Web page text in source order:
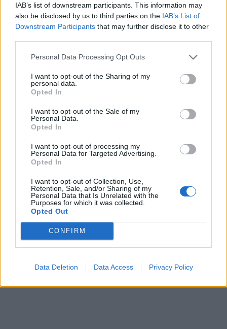
IAB’s list of downstream participants. This information may
also be disclosed by us to third parties on the IAB’s List of
Downstream Participants that may further disclose it to other
Personal Data Processing Opt Outs
I want to opt-out of the Sharing of my
personal data.
Opted In
I want to opt-out of the Sale of my
Personal Data.
Opted In
I want to opt-out of processing my
Personal Data for Targeted Advertising.
Opted In
I want to opt-out of Collection, Use,
Retention, Sale, and/or Sharing of my
Personal Data that Is Unrelated with the
Purposes for which it was collected.
Opted Out
CONFIRM
Data Deletion Data Access Privacy Policy
και απότομη. Μου είπε ότι ένιωθε μια
δυσφορία, μέχρι να τον βάλω στο
πρόλαβα παρά πέντε λεπτά.
Αργότερα, ήρθε και η απώλεια του
εγγονού μου, ελπίζω όμως να
αποκτήσω καινούργιο».
Δείτε το βίντεο – Ελπίδα: Το
διπλό παιχνίδι της μοίρας στη
ζωή της δημοφιλούς
τραγουδίστριας